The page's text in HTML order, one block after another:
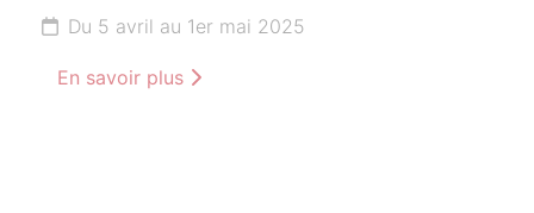
Du 5 avril au 1er mai 2025
En savoir plus